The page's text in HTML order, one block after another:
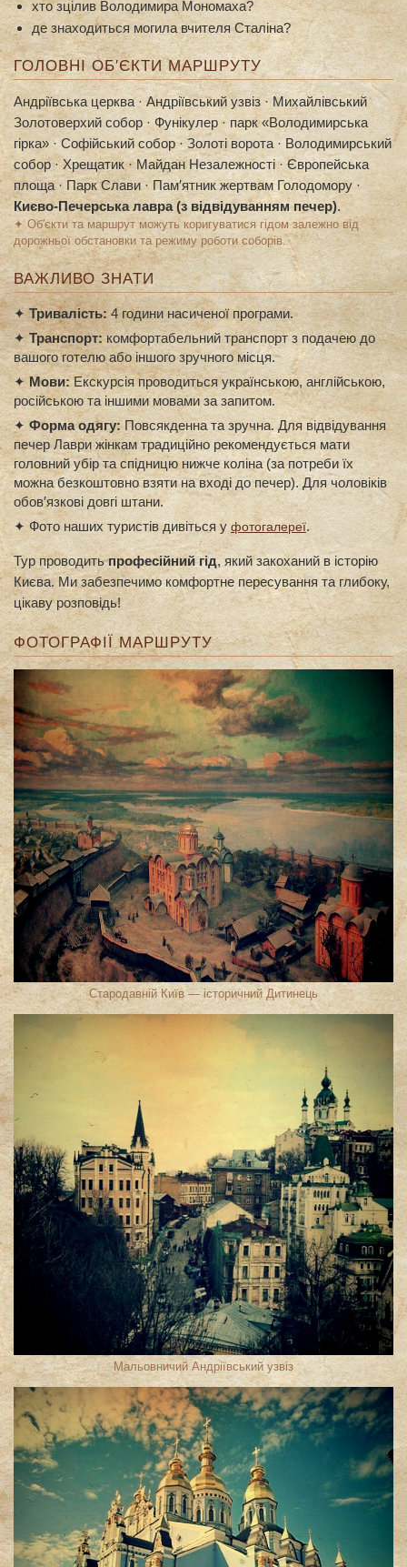
хто зцілив Володимира Мономаха?
де знаходиться могила вчителя Сталіна?
ГОЛОВНІ ОБ′ЄКТИ МАРШРУТУ
Андріївська церква · Андріївський узвіз · Михайлівський
Золотоверхий собор · Фунікулер · парк «Володимирська
гірка» · Софійський собор · Золоті ворота · Володимирський
собор · Хрещатик · Майдан Незалежності · Європейська
площа · Парк Слави · Пам′ятник жертвам Голодомору ·
Києво-Печерська лавра (з відвідуванням печер).
✦ Об′єкти та маршрут можуть коригуватися гідом залежно від
дорожньої обстановки та режиму роботи соборів.
ВАЖЛИВО ЗНАТИ
✦Тривалість: 4 години насиченої програми.
✦ Транспорт: комфортабельний транспорт з подачею до
вашого готелю або іншого зручного місця.
✦Мови: Екскурсія проводиться українською, англійською,
російською та іншими мовами за запитом.
✦Форма одягу:Повсякденна та зручна. Для відвідування
печер Лаври жінкам традиційно рекомендується мати
головний убір та спідницю нижче коліна (за потреби їх
можна безкоштовно взяти на вході до печер). Для чоловіків
обов′язкові довгі штани.
✦ Фото наших туристів дивіться у фотогалереї.
Тур проводитьпрофесійний гід, який закоханий в історію
Києва. Ми забезпечимо комфортне пересування та глибоку,
цікаву розповідь!
ФОТОГРАФІЇ МАРШРУТУ
Стародавній Київ — історичний Дитинець
Мальовничий Андріївський узвіз